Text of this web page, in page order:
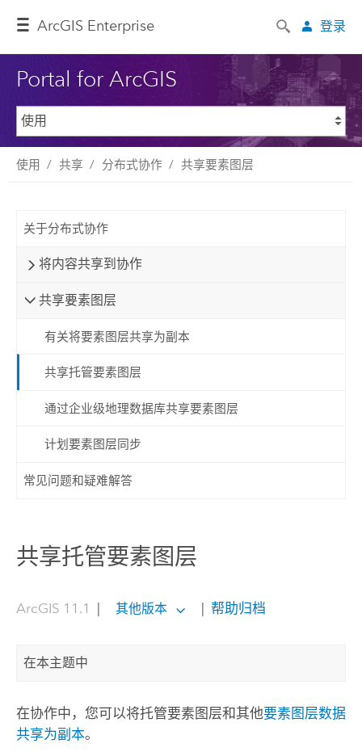
ArcGIS Enterprise 登录
Portal for ArcGIS
使用 共享 分布式协作 共享要素图层
关于分布式协作
将内容共享到协作
共享要素图层
有关将要素图层共享为副本
共享托管要素图层
通过企业级地理数据库共享要素图层
计划要素图层同步
常见问题和疑难解答
共享托管要素图层
ArcGIS 11.1 | 其他版本 | 帮助归档
在本主题中
在协作中，您可以将托管要素图层和其他要素图层数据
共享为副本。